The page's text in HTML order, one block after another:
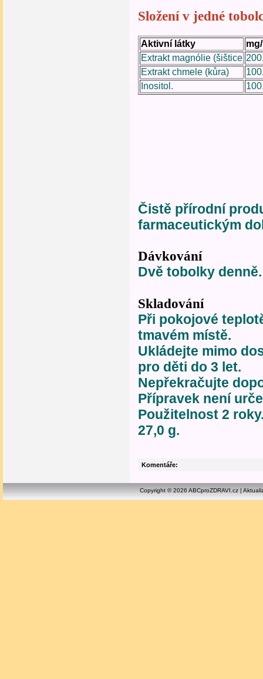
Složení v jedné
Aktivní látky
Extrakt magnólie (šištice
Extrakt chmele (kůra)
Inositol.
Čistě přírodní
farmaceutickým
Dávkování
Dvě tobolky denně.
Skladování
Při pokojové
tmavém místě.
Ukládejte mimo
pro děti do 3 let.
Nepřekračujte
Přípravek není
Použitelnost 2
27,0 g.
Komentáře:
Copyright © 2026 ABCproZDRAVI.cz |